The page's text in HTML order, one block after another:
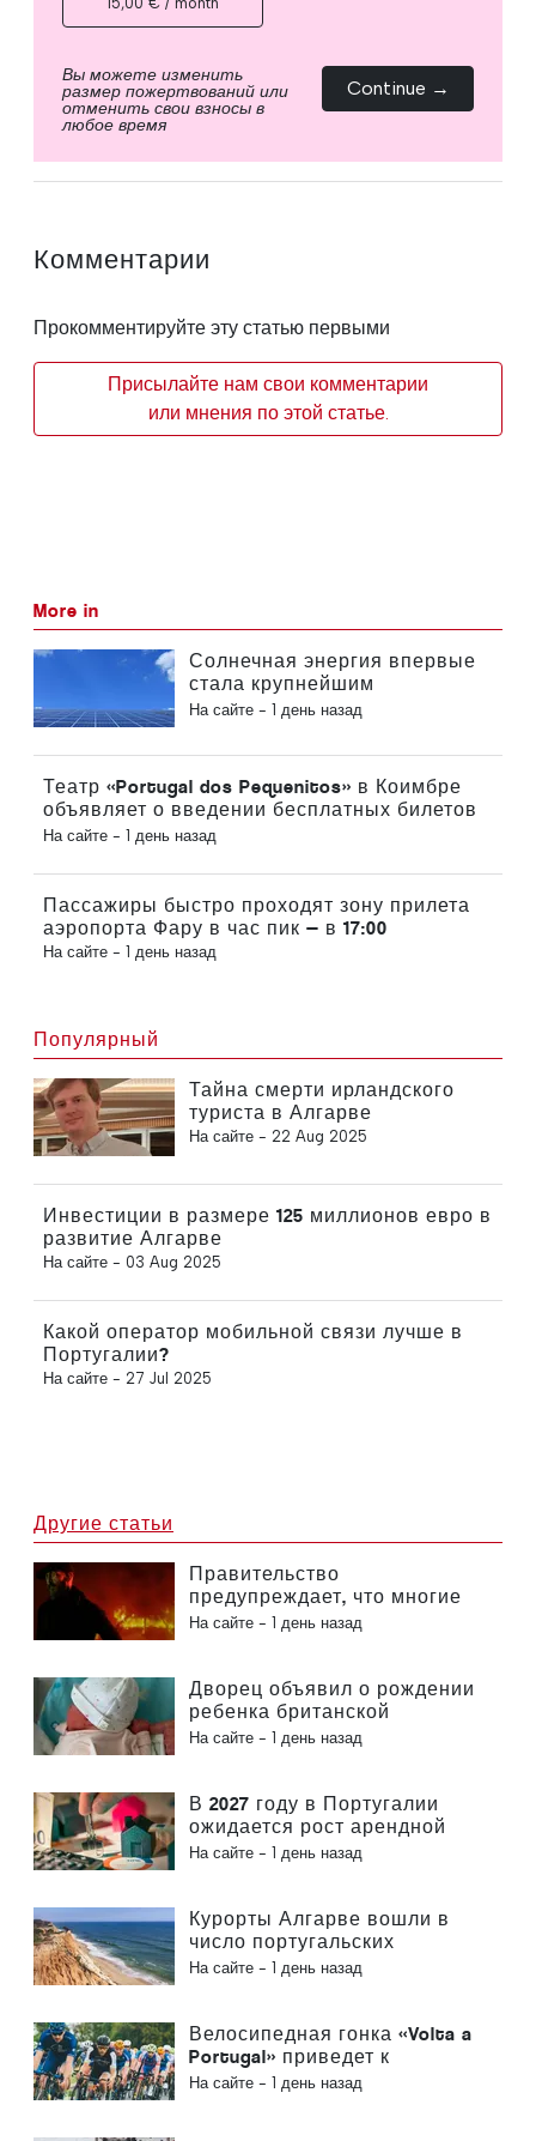
Вы можете изменить
размер пожертвований или
отменить свои взносы в
любое время
Continue →
Комментарии
Прокомментируйте эту статью первыми
Присылайте нам свои комментарии
или мнения по этой статье.
More in
Солнечная энергия впервые
стала крупнейшим
источником электроэнергии в
На сайте - 1 день назад
Театр «Portugal dos Pequenitos» в Коимбре
объявляет о введении бесплатных билетов
для детей этим летом
На сайте - 1 день назад
Пассажиры быстро проходят зону прилета
аэропорта Фару в час пик — в 17:00
На сайте - 1 день назад
Популярный
Тайна смерти ирландского
туриста в Алгарве
На сайте - 22 Aug 2025
Инвестиции в размере 125 миллионов евро в
развитие Алгарве
На сайте - 03 Aug 2025
Какой оператор мобильной связи лучше в
Португалии?
На сайте - 27 Jul 2025
Другие статьи
Правительство
предупреждает, что многие
пожары в Португалии
На сайте - 1 день назад
Дворец объявил о рождении
ребенка британской
королевской семьи,
На сайте - 1 день назад
В 2027 году в Португалии
ожидается рост арендной
платы за жилье на 2,5 %
На сайте - 1 день назад
Курорты Алгарве вошли в
число португальских
номинантов на ведущие
На сайте - 1 день назад
Велосипедная гонка «Volta a
Portugal» приведет к
затруднениям в движении в
На сайте - 1 день назад